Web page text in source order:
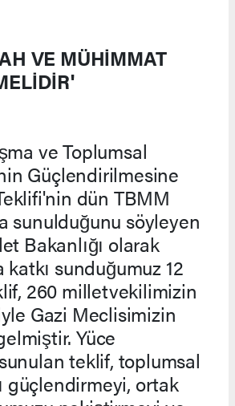
VE MÜHİMMAT
ve Toplumsal
Güçlendirilmesine
dün TBMM
sunulduğunu söyleyen
Bakanlığı olarak
katkı sunduğumuz 12
260 milletvekilimizin
Gazi Meclisimizin
Yüce
teklif, toplumsal
güçlendirmeyi, ortak